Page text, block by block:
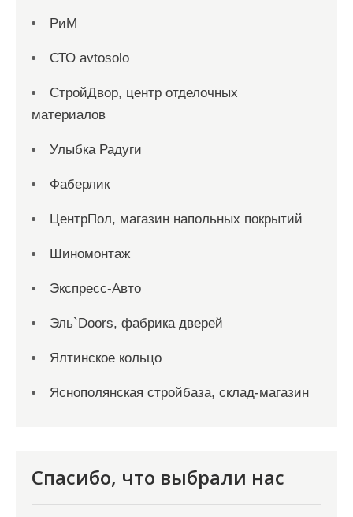
РиМ
СТО avtosolo
СтройДвор, центр отделочных
материалов
Улыбка Радуги
Фаберлик
ЦентрПол, магазин напольных покрытий
Шиномонтаж
Экспресс-Авто
Эль`Doors, фабрика дверей
Ялтинское кольцо
Яснополянская стройбаза, склад-магазин
Спасибо, что выбрали нас